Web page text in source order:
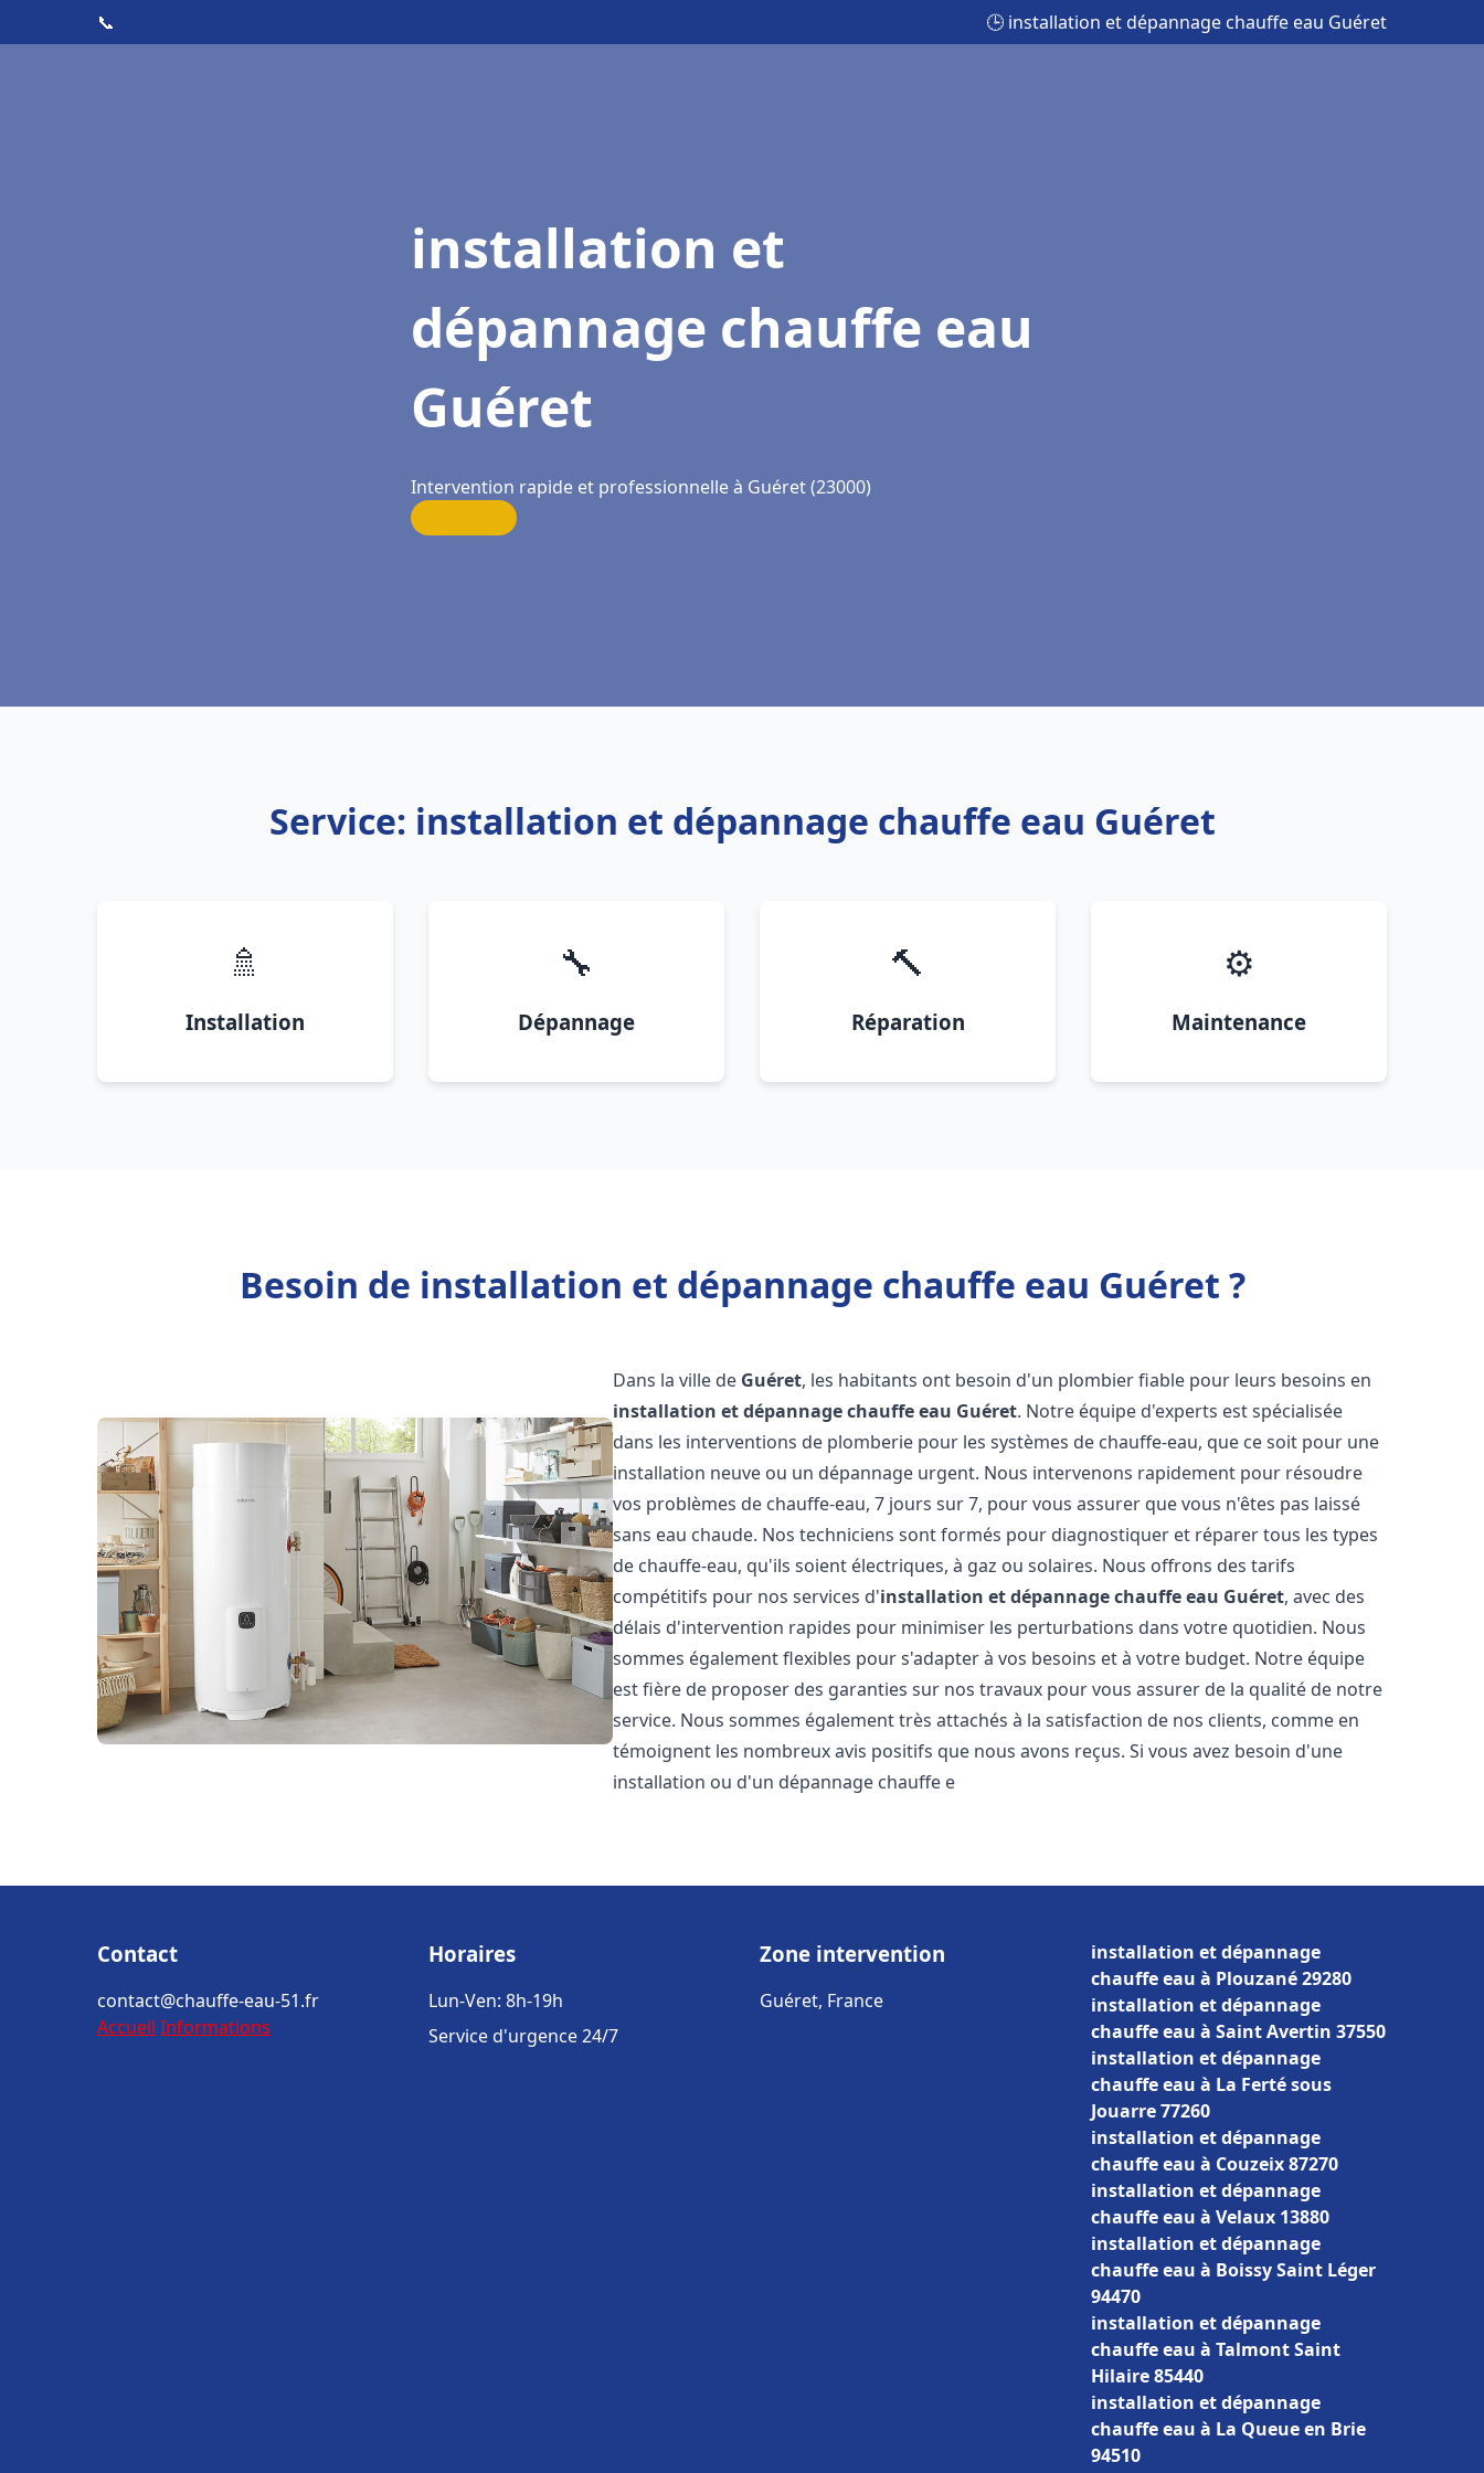
📞 🕒 installation et dépannage chauffe eau Guéret
installation et
dépannage chauffe eau
Guéret
Intervention rapide et professionnelle à Guéret (23000)
Service: installation et dépannage chauffe eau Guéret
🚿
Installation
🔧
Dépannage
🔨
Réparation
⚙️
Maintenance
Besoin de installation et dépannage chauffe eau Guéret ?
Dans la ville de Guéret, les habitants ont besoin d'un plombier fiable pour leurs besoins en
installation et dépannage chauffe eau Guéret. Notre équipe d'experts est spécialisée
dans les interventions de plomberie pour les systèmes de chauffe-eau, que ce soit pour une
installation neuve ou un dépannage urgent. Nous intervenons rapidement pour résoudre
vos problèmes de chauffe-eau, 7 jours sur 7, pour vous assurer que vous n'êtes pas laissé
sans eau chaude. Nos techniciens sont formés pour diagnostiquer et réparer tous les types
de chauffe-eau, qu'ils soient électriques, à gaz ou solaires. Nous offrons des tarifs
compétitifs pour nos services d'installation et dépannage chauffe eau Guéret, avec des
délais d'intervention rapides pour minimiser les perturbations dans votre quotidien. Nous
sommes également flexibles pour s'adapter à vos besoins et à votre budget. Notre équipe
est fière de proposer des garanties sur nos travaux pour vous assurer de la qualité de notre
service. Nous sommes également très attachés à la satisfaction de nos clients, comme en
témoignent les nombreux avis positifs que nous avons reçus. Si vous avez besoin d'une
installation ou d'un dépannage chauffe e
Contact
contact@chauffe-eau-51.fr
Accueil Informations
Horaires
Lun-Ven: 8h-19h
Service d'urgence 24/7
Zone intervention
Guéret, France
installation et dépannage
chauffe eau à Plouzané 29280
installation et dépannage
chauffe eau à Saint Avertin 37550
installation et dépannage
chauffe eau à La Ferté sous
Jouarre 77260
installation et dépannage
chauffe eau à Couzeix 87270
installation et dépannage
chauffe eau à Velaux 13880
installation et dépannage
chauffe eau à Boissy Saint Léger
94470
installation et dépannage
chauffe eau à Talmont Saint
Hilaire 85440
installation et dépannage
chauffe eau à La Queue en Brie
94510